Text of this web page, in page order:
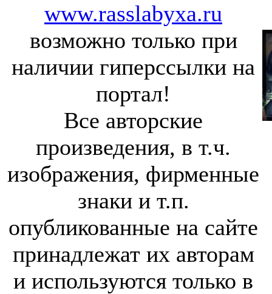
www.rasslabyxa.ru
возможно только при
наличии гиперссылки на
портал!
Все авторские
произведения, в т.ч.
изображения, фирменные
знаки и т.п.
опубликованные на сайте
принадлежат их авторам
и используются только в